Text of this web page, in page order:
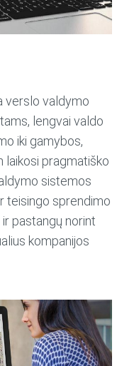
verslo valdymo
lengvai valdo
iki gamybos,
laikosi pragmatiško
sistemos
teisingo sprendimo
pastangų norint
kompanijos